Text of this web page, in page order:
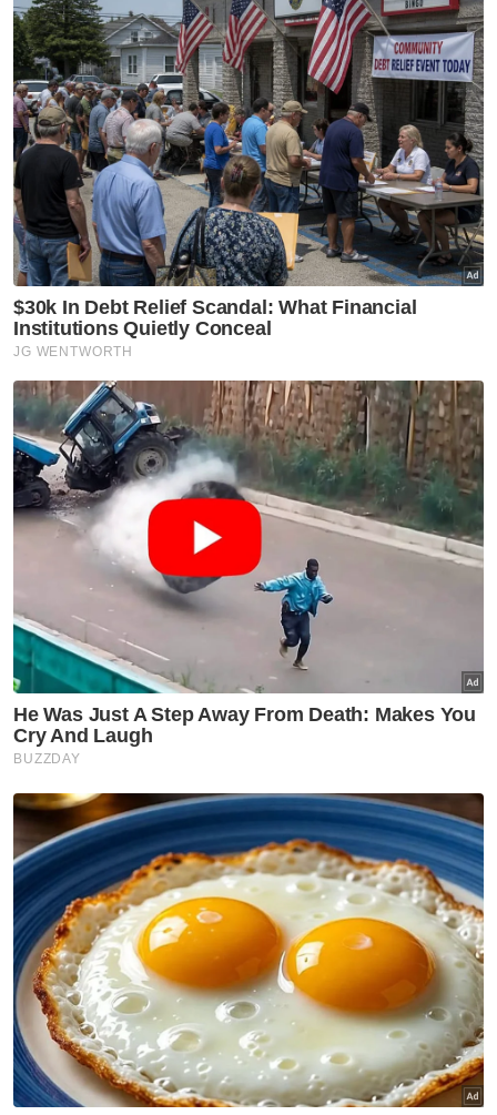
Artikel Disyorkan
PRN Sabah
SPR digesa benarkan individu
positif Covid-19 mengundi
PRN Sabah
Perang bendera masih dingin
PRN Sabah
lagi
PRN Sabah
'Pihak pertikai lantikan ADUN
Pas rasa tercabar'